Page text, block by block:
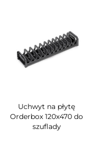
Uchwyt na płytę
Orderbox 120x470 do
szuflady